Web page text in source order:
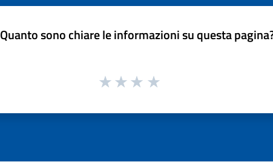
Quanto sono chiare le informazioni su questa